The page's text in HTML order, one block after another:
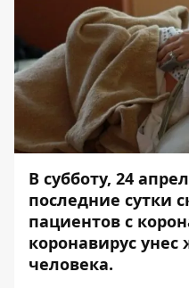
В субботу, 24
последние сутки
пациентов с
коронавирус унес
человека.